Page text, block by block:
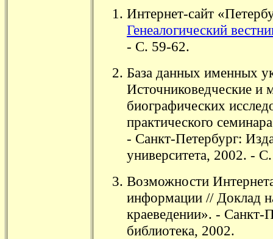
Интернет-сайт
Генеалогический
- С. 59-62.
База данных именных
Источниковедческие и
биографических
практического
- Санкт-Петербург:
университета, 2002. -
Возможности
информации // Доклад
краеведении». - Санкт-
библиотека, 2002.